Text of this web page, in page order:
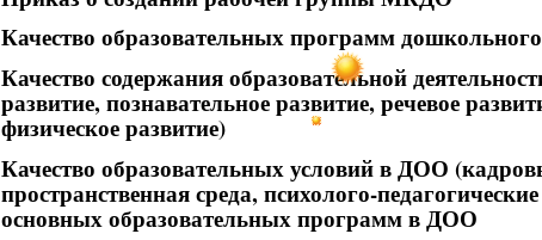
Качество образовательных программ
Качество содержания образовательной
развитие, познавательное развитие, речевое
физическое развитие)
Качество образовательных условий в ДОО
пространственная среда, психолого-
основных образовательных программ в ДОО